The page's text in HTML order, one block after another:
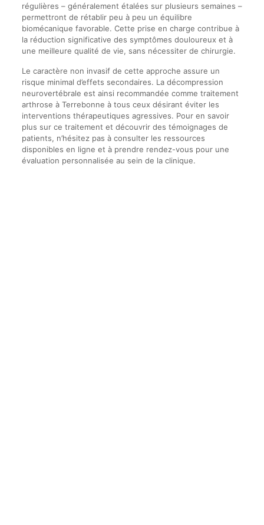
régulières – généralement étalées sur plusieurs semaines –
permettront de rétablir peu à peu un équilibre
biomécanique favorable. Cette prise en charge contribue à
la réduction significative des symptômes douloureux et à
une meilleure qualité de vie, sans nécessiter de chirurgie.
Le caractère non invasif de cette approche assure un
risque minimal d’effets secondaires. La décompression
neurovertébrale est ainsi recommandée comme traitement
arthrose à Terrebonne à tous ceux désirant éviter les
interventions thérapeutiques agressives. Pour en savoir
plus sur ce traitement et découvrir des témoignages de
patients, n’hésitez pas à consulter les ressources
disponibles en ligne et à prendre rendez-vous pour une
évaluation personnalisée au sein de la clinique.